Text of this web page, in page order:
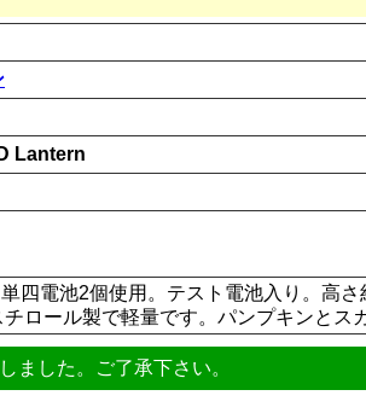
Lantern
四電池2個使用。テスト電池入り。高
ロール製で軽量です。パンプキンとス
ました。ご了承下さい。